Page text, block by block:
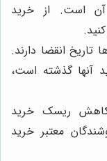
است. از خرید
تاریخ انقضا دارند.
آنها گذشته است،
ریسک خرید
معتبر خرید